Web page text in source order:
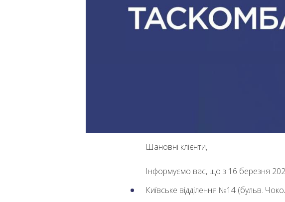
Шановні клієнти,
Інформуємо вас, що з 16 березня
Київське відділення №14 (бульв.